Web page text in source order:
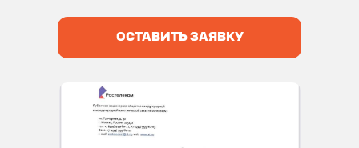
ОСТАВИТЬ ЗАЯВКУ